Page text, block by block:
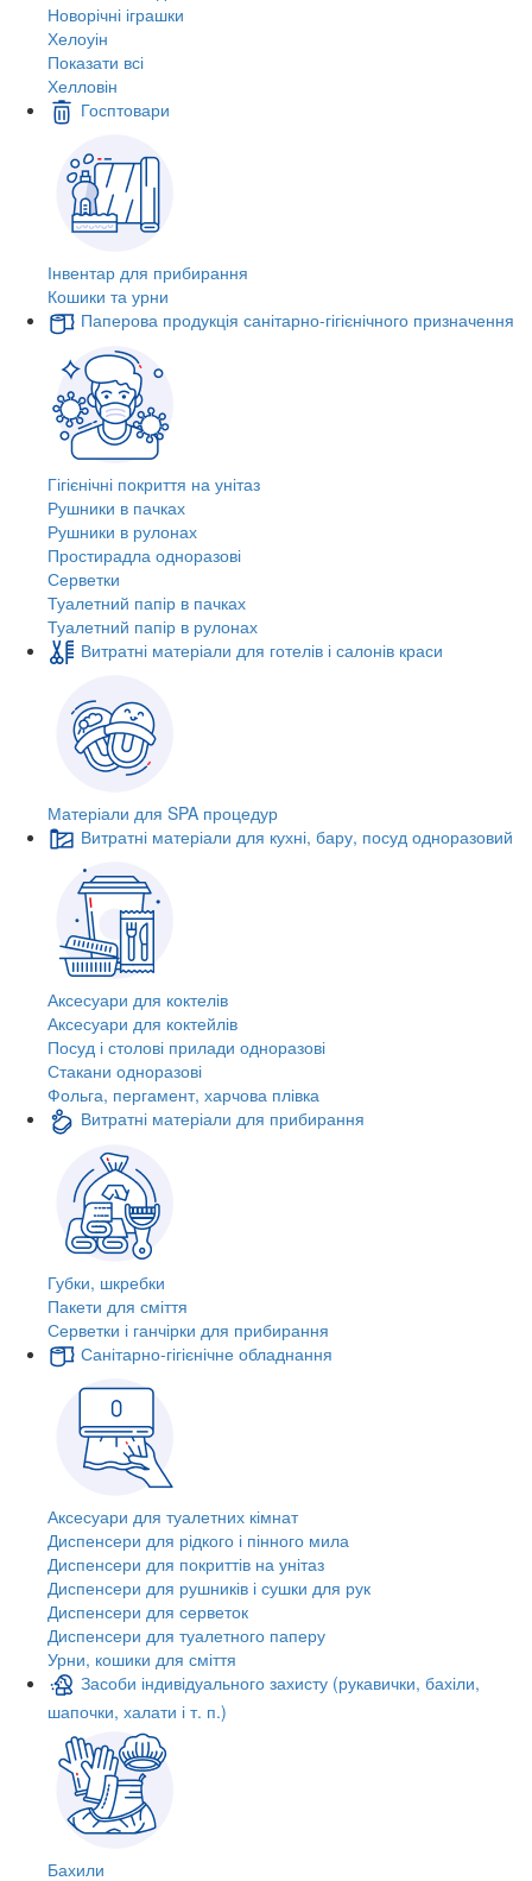
Новорічні іграшки
Хелоуін
Показати всі
Хелловін
Госптовари
Інвентар для прибирання
Кошики та урни
Паперова продукція санітарно-гігієнічного призначення
Гігієнічні покриття на унітаз
Рушники в пачках
Рушники в рулонах
Простирадла одноразові
Серветки
Туалетний папір в пачках
Туалетний папір в рулонах
Витратні матеріали для готелів і салонів краси
Матеріали для SPA процедур
Витратні матеріали для кухні, бару, посуд одноразовий
Аксесуари для коктелів
Аксесуари для коктейлів
Посуд і столові прилади одноразові
Стакани одноразові
Фольга, пергамент, харчова плівка
Витратні матеріали для прибирання
Губки, шкребки
Пакети для сміття
Серветки і ганчірки для прибирання
Санітарно-гігієнічне обладнання
Аксесуари для туалетних кімнат
Диспенсери для рідкого і пінного мила
Диспенсери для покриттів на унітаз
Диспенсери для рушників і сушки для рук
Диспенсери для серветок
Диспенсери для туалетного паперу
Урни, кошики для сміття
Засоби індивідуального захисту (рукавички, бахіли,
шапочки, халати і т. п.)
Бахили